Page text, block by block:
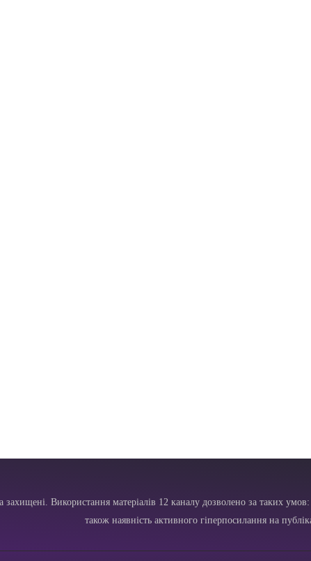
Використання матеріалів 12 каналу дозволено за таких
також наявність активного гіперпосилання на